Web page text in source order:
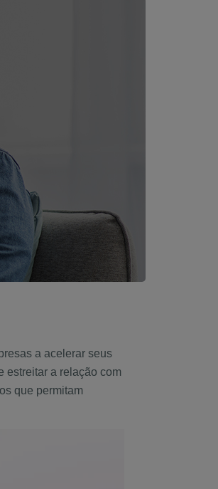
a acelerar seus
estreitar a relação com
que permitam